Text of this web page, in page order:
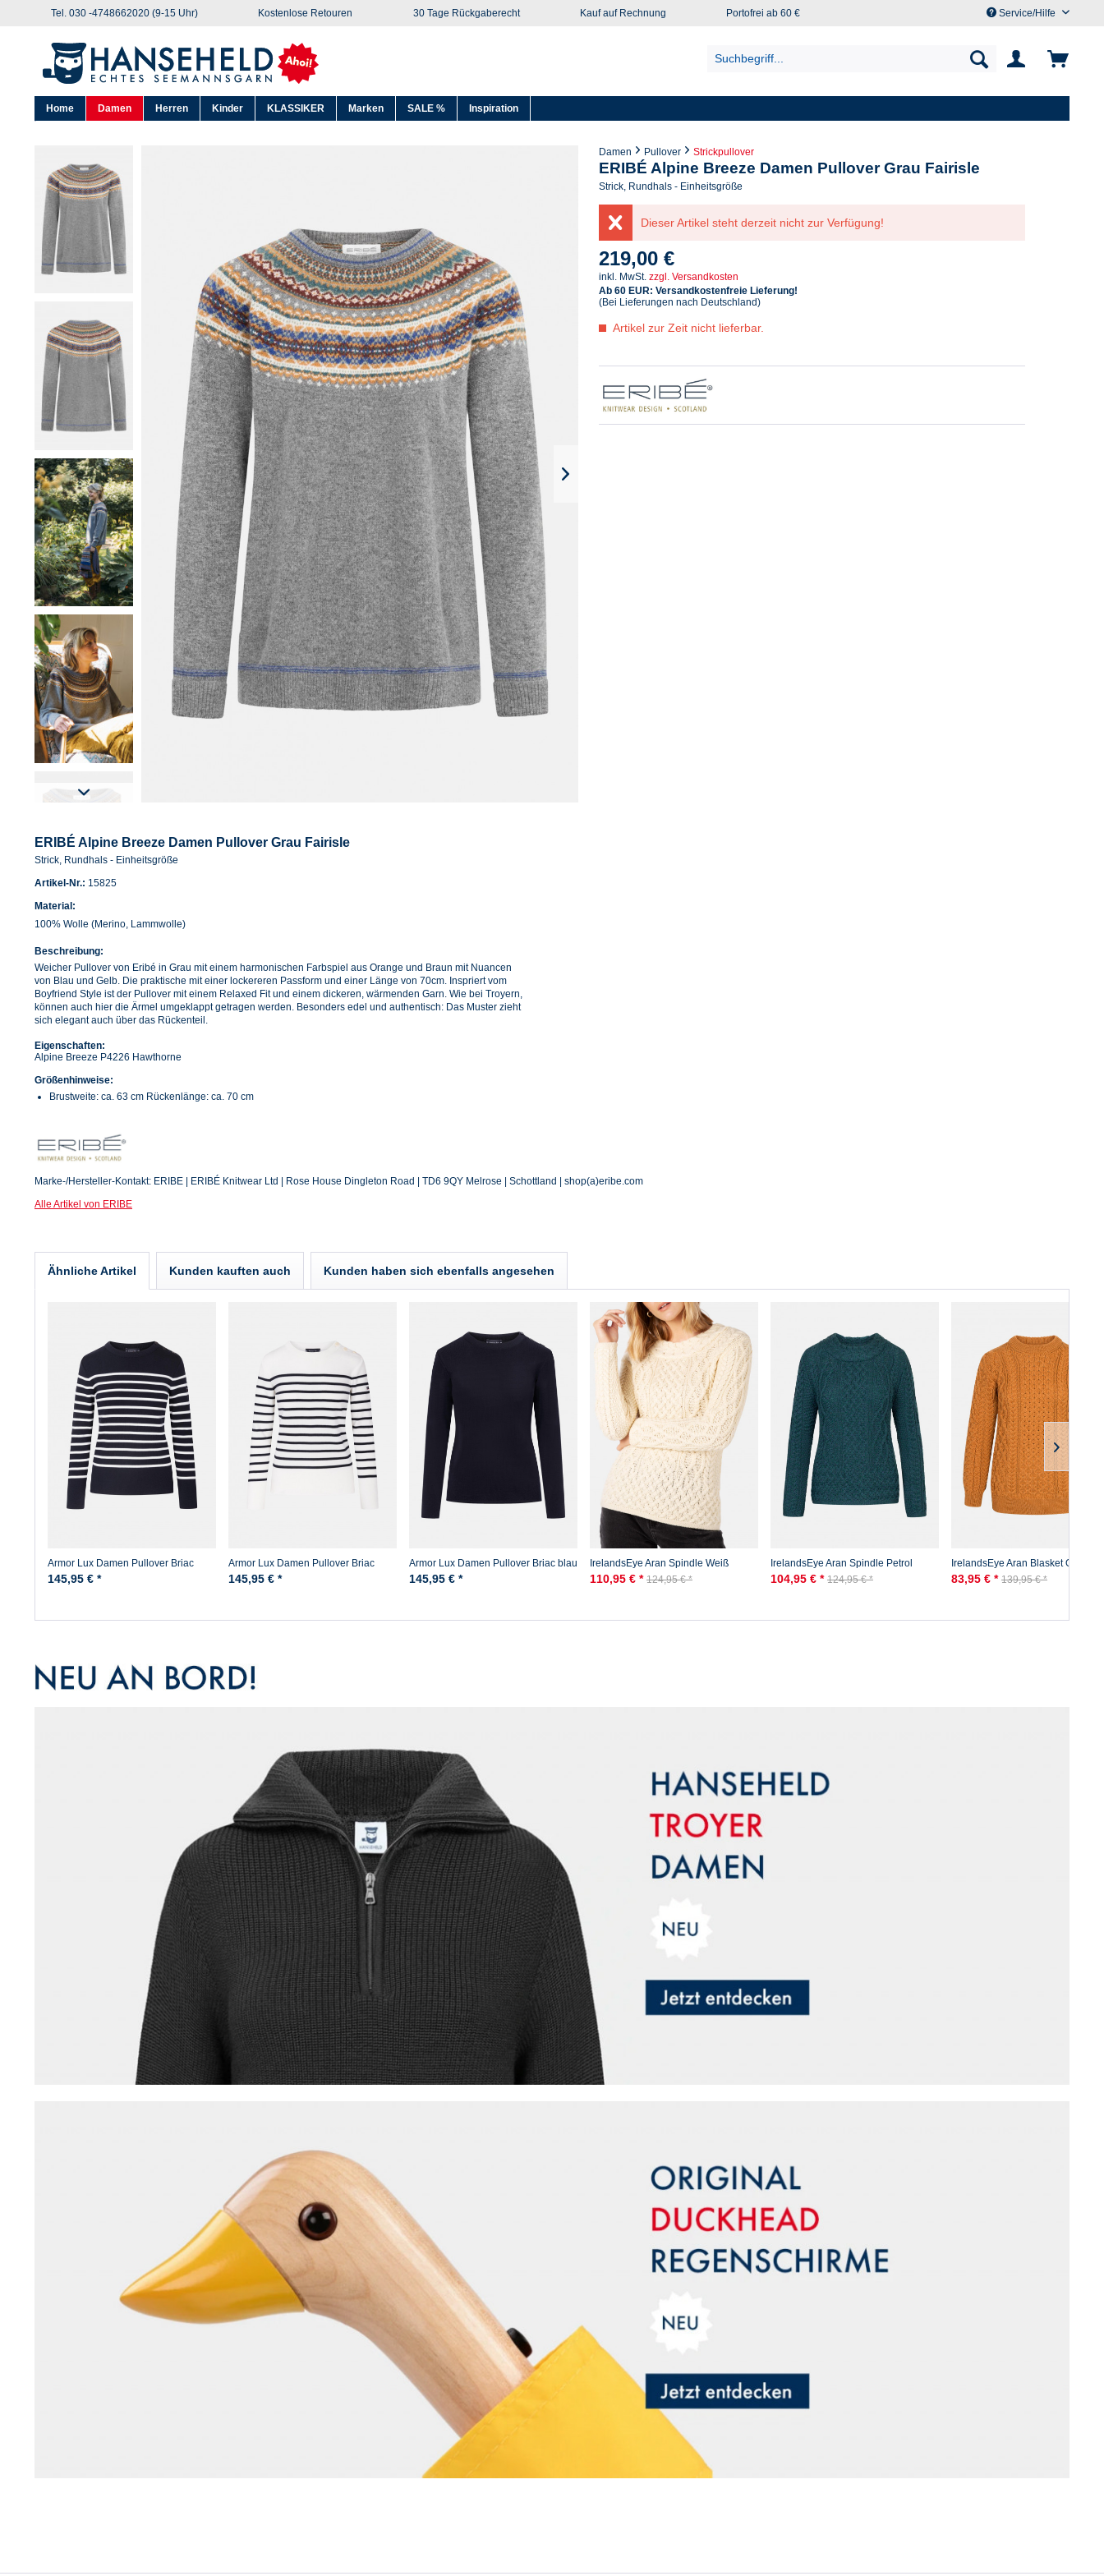
Tel. 030 -4748662020 (9-15 Uhr) Kostenlose Retouren 30 Tage Rückgaberecht Kauf auf Rechnung Portofrei ab 60 € Service/Hilfe
Home Damen Herren Kinder KLASSIKER Marken SALE % Inspiration
Damen Pullover Strickpullover
ERIBÉ Alpine Breeze Damen Pullover Grau Fairisle
Strick, Rundhals - Einheitsgröße
Dieser Artikel steht derzeit nicht zur Verfügung!
219,00 €
inkl. MwSt. zzgl. Versandkosten
Ab 60 EUR: Versandkostenfreie Lieferung!
(Bei Lieferungen nach Deutschland)
Artikel zur Zeit nicht lieferbar.
ERIBÉ Alpine Breeze Damen Pullover Grau Fairisle
Strick, Rundhals - Einheitsgröße
Artikel-Nr.: 15825
Material:
100% Wolle (Merino, Lammwolle)
Beschreibung:
Weicher Pullover von Eribé in Grau mit einem harmonischen Farbspiel aus Orange und Braun mit Nuancen
von Blau und Gelb. Die praktische mit einer lockereren Passform und einer Länge von 70cm. Inspriert vom
Boyfriend Style ist der Pullover mit einem Relaxed Fit und einem dickeren, wärmenden Garn. Wie bei Troyern,
können auch hier die Ärmel umgeklappt getragen werden. Besonders edel und authentisch: Das Muster zieht
sich elegant auch über das Rückenteil.
Eigenschaften:
Alpine Breeze P4226 Hawthorne
Größenhinweise:
Brustweite: ca. 63 cm Rückenlänge: ca. 70 cm
Marke-/Hersteller-Kontakt: ERIBE | ERIBÉ Knitwear Ltd | Rose House Dingleton Road | TD6 9QY Melrose | Schottland | shop(a)eribe.com
Alle Artikel von ERIBE
Ähnliche Artikel Kunden kauften auch Kunden haben sich ebenfalls angesehen
Armor Lux Damen Pullover Briac
blau-natur
145,95 € *
Armor Lux Damen Pullover Briac
natur-blau
145,95 € *
Armor Lux Damen Pullover Briac blau
145,95 € *
IrelandsEye Aran Spindle Weiß
Damen Pullover Natural
110,95 € * 124,95 € *
IrelandsEye Aran Spindle Petrol
Damen Pullover Blau Atlantic Blue
104,95 € * 124,95 € *
IrelandsEye Aran Blasket Orange
Damen Pullover Golden Ochre
83,95 € * 139,95 € *